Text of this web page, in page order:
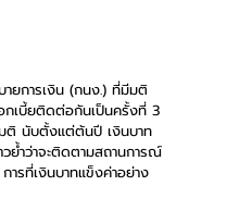
ยการเงิน (กนง.) ที่มีมติ
กเบี้ยติดต่อกันเป็นครั้งที่ 3
ติ นับตั้งแต่ต้นปี เงินบาท
ย้ำว่าจะติดตามสถานการณ์
ารที่เงินบาทแข็งค่าอย่าง